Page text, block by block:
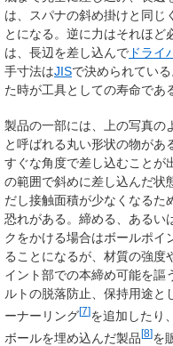
は、スパナの斜め掛けと同じく
とになる。逆に力はそれほど
は、長辺を差し込んで ドライ
手寸法はJISで決められてい
た時が工具としての寿命であ
製品の一部には、上の写真の
と呼ばれる丸い形状の物があ
すぐな角度で差し込むことが
の範囲で斜めに差し込んだ状
だし接触面積が少なくなるた
恐れがある。締める、あるい
クをかける場合はボールポイ
ることになるが、材質の強度
イント部での本締め可能を謳
ルトの脱落防止、保持用途と
ーナーリング[7]を追加したり
ボールを埋め込んだ製品[8]を